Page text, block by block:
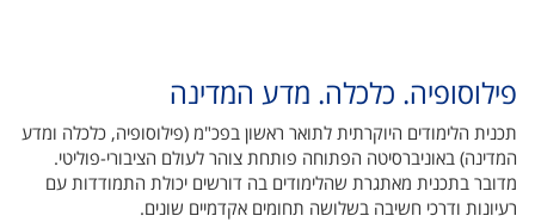
פילוסופיה. כלכלה. מדע המדינה
תכנית הלימודים היוקרתית לתואר ראשון בפכ"מ (פילוסופיה, כלכלה ומדע
המדינה) באוניברסיטה הפתוחה פותחת צוהר לעולם הציבורי-פוליטי.
מדובר בתכנית מאתגרת שהלימודים בה דורשים יכולת התמודדות עם
רעיונות ודרכי חשיבה בשלושה תחומים אקדמיים שונים.